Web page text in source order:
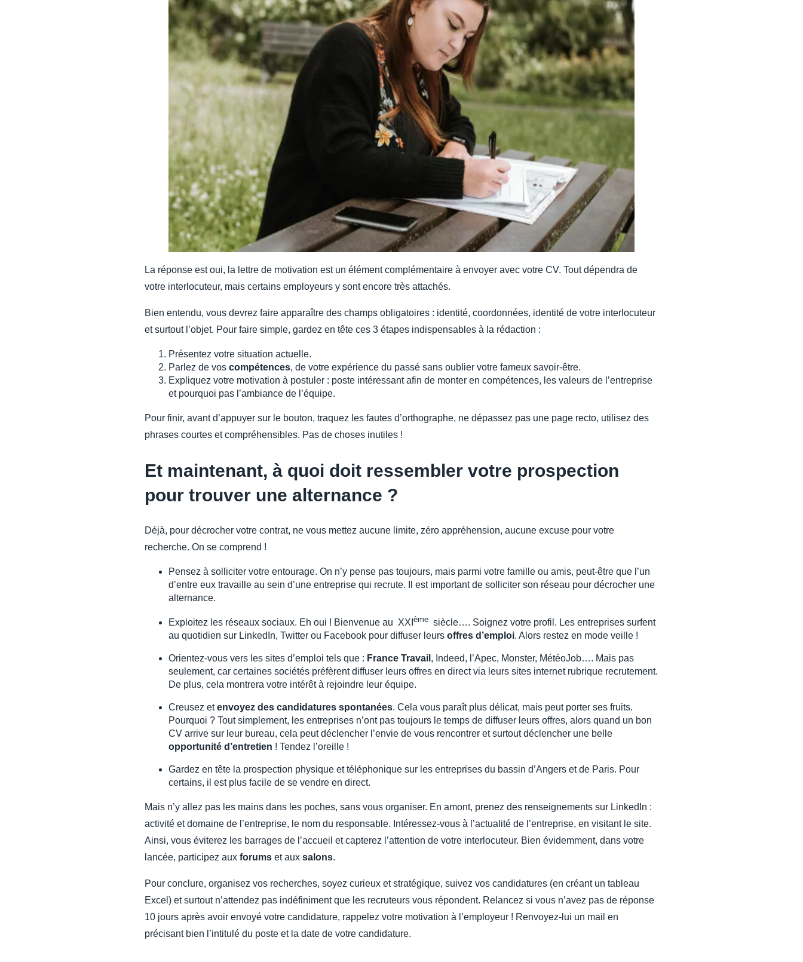
La réponse est oui, la lettre de motivation est un élément complémentaire à envoyer avec votre CV. Tout dépendra de
votre interlocuteur, mais certains employeurs y sont encore très attachés.
Bien entendu, vous devrez faire apparaître des champs obligatoires : identité, coordonnées, identité de votre interlocuteur
et surtout l’objet. Pour faire simple, gardez en tête ces 3 étapes indispensables à la rédaction :
Présentez votre situation actuelle.
Parlez de vos compétences, de votre expérience du passé sans oublier votre fameux savoir-être.
Expliquez votre motivation à postuler : poste intéressant afin de monter en compétences, les valeurs de l’entreprise
et pourquoi pas l’ambiance de l’équipe.
Pour finir, avant d’appuyer sur le bouton, traquez les fautes d’orthographe, ne dépassez pas une page recto, utilisez des
phrases courtes et compréhensibles. Pas de choses inutiles !
Et maintenant, à quoi doit ressembler votre prospection
pour trouver une alternance ?
Déjà, pour décrocher votre contrat, ne vous mettez aucune limite, zéro appréhension, aucune excuse pour votre
recherche. On se comprend !
Pensez à solliciter votre entourage. On n’y pense pas toujours, mais parmi votre famille ou amis, peut-être que l’un
d’entre eux travaille au sein d’une entreprise qui recrute. Il est important de solliciter son réseau pour décrocher une
alternance.
Exploitez les réseaux sociaux. Eh oui ! Bienvenue au XXI ème siècle…. Soignez votre profil. Les entreprises surfent
au quotidien sur LinkedIn, Twitter ou Facebook pour diffuser leurs offres d’emploi. Alors restez en mode veille !
Orientez-vous vers les sites d’emploi tels que : France Travail , Indeed, l’Apec, Monster, MétéoJob…. Mais pas
seulement, car certaines sociétés préfèrent diffuser leurs offres en direct via leurs sites internet rubrique recrutement.
De plus, cela montrera votre intérêt à rejoindre leur équipe.
Creusez etenvoyez des candidatures spontanées. Cela vous paraît plus délicat, mais peut porter ses fruits.
Pourquoi ? Tout simplement, les entreprises n’ont pas toujours le temps de diffuser leurs offres, alors quand un bon
CV arrive sur leur bureau, cela peut déclencher l’envie de vous rencontrer et surtout déclencher une belle
opportunité d’entretien ! Tendez l’oreille !
Gardez en tête la prospection physique et téléphonique sur les entreprises du bassin d’Angers et de Paris. Pour
certains, il est plus facile de se vendre en direct.
Mais n’y allez pas les mains dans les poches, sans vous organiser. En amont, prenez des renseignements sur LinkedIn :
activité et domaine de l’entreprise, le nom du responsable. Intéressez-vous à l’actualité de l’entreprise, en visitant le site.
Ainsi, vous éviterez les barrages de l’accueil et capterez l’attention de votre interlocuteur. Bien évidemment, dans votre
lancée, participez aux forums et aux salons.
Pour conclure, organisez vos recherches, soyez curieux et stratégique, suivez vos candidatures (en créant un tableau
Excel) et surtout n’attendez pas indéfiniment que les recruteurs vous répondent. Relancez si vous n’avez pas de réponse
10 jours après avoir envoyé votre candidature, rappelez votre motivation à l’employeur ! Renvoyez-lui un mail en
précisant bien l’intitulé du poste et la date de votre candidature.